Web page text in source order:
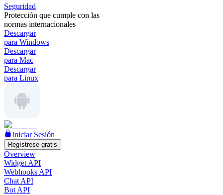
Seguridad
Protección que cumple con las
normas internacionales
Descargar
para Windows
Descargar
para Mac
Descargar
para Linux
Iniciar Sesión
Regístrese gratis
Overview
Widget API
Webhooks API
Chat API
Bot API